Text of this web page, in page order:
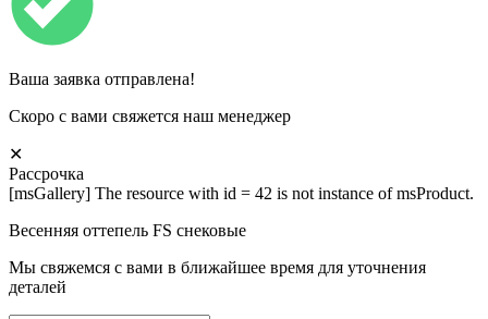
Ваша заявка отправлена!
Скоро с вами свяжется наш менеджер
✕
Рассрочка
[msGallery] The resource with id = 42 is not instance of msProduct.
Весенняя оттепель FS снековые
Мы свяжемся с вами в ближайшее время для уточнения
деталей